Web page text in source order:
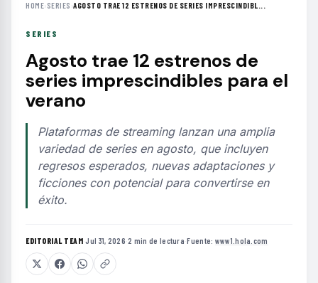
HOME› SERIES ›AGOSTO TRAE 12 ESTRENOS DE SERIES IMPRESCINDIBL...
SERIES
Agosto trae 12 estrenos de
series imprescindibles para el
verano
Plataformas de streaming lanzan una amplia
variedad de series en agosto, que incluyen
regresos esperados, nuevas adaptaciones y
ficciones con potencial para convertirse en
éxito.
EDITORIAL TEAM·Jul 31, 2026·2 min de lectura·Fuente: www1.hola.com